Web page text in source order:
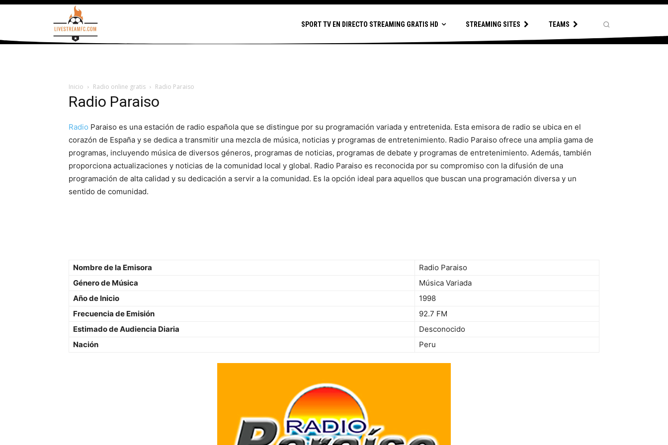
SPORT TV EN DIRECTO STREAMING GRATIS HD STREAMING SITES TEAMS
Inicio Radio online gratis Radio Paraiso
Radio Paraiso
Radio Paraiso es una estación de radio española que se distingue por su programación variada y entretenida. Esta emisora de radio se ubica en el
corazón de España y se dedica a transmitir una mezcla de música, noticias y programas de entretenimiento. Radio Paraiso ofrece una amplia gama de
programas, incluyendo música de diversos géneros, programas de noticias, programas de debate y programas de entretenimiento. Además, también
proporciona actualizaciones y noticias de la comunidad local y global. Radio Paraiso es reconocida por su compromiso con la difusión de una
programación de alta calidad y su dedicación a servir a la comunidad. Es la opción ideal para aquellos que buscan una programación diversa y un
sentido de comunidad.
Nombre de la Emisora
Radio Paraiso
Género de Música
Música Variada
Año de Inicio
1998
Frecuencia de Emisión
92.7 FM
Estimado de Audiencia Diaria
Desconocido
Nación
Peru